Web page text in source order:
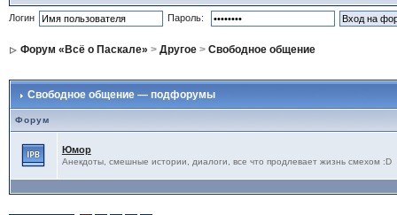
Логин Пароль:
Форум «Всё о Паскале» > Другое> Свободное общение
Свободное общение — подфорумы
Форум
Юмор
Анекдоты, смешные истории, диалоги, все что продлевает жизнь смехом :D